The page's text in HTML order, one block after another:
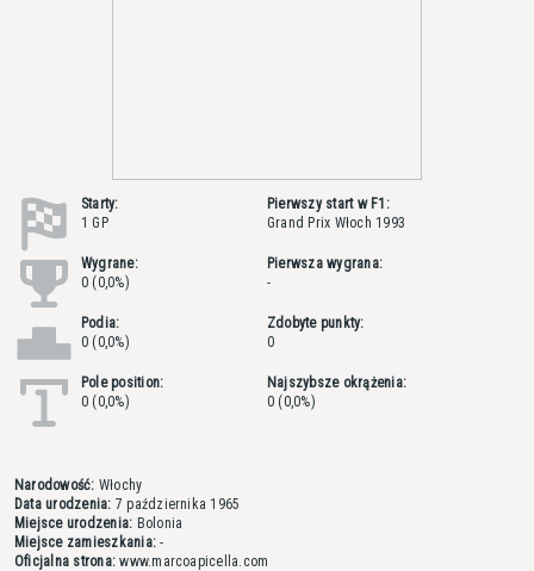
Starty:
1 GP
Pierwszy start w F1:
Grand Prix Włoch 1993
Wygrane:
0 (0,0%)
Pierwsza wygrana:
-
Podia:
0 (0,0%)
Zdobyte punkty:
0
Pole position:
0 (0,0%)
Najszybsze okrążenia:
0 (0,0%)
Narodowość: Włochy
Data urodzenia: 7 października 1965
Miejsce urodzenia: Bolonia
Miejsce zamieszkania: -
Oficjalna strona: www.marcoapicella.com